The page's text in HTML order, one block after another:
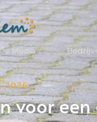
Media
2026
voor